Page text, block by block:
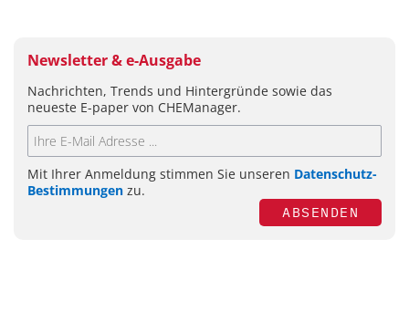
Newsletter & e-Ausgabe
Nachrichten, Trends und Hintergründe sowie das
neueste E-paper von CHEManager.
Mit Ihrer Anmeldung stimmen Sie unseren Datenschutz-
Bestimmungen zu.
ABSENDEN